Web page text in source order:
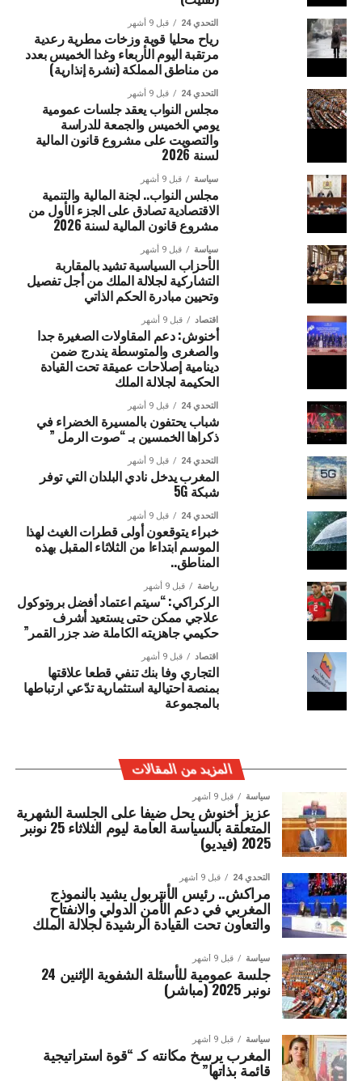
التحدي 24 قبل 9 أشهر
رياح محليا قوية وزخات مطرية رعدية
مرتقبة اليوم الأربعاء وغدا الخميس بعدد
من مناطق المملكة (نشرة إنذارية)
التحدي 24 قبل 9 أشهر
مجلس النواب يعقد جلسات عمومية
يومي الخميس والجمعة للدراسة
والتصويت على مشروع قانون المالية
لسنة 2026
سياسة قبل 9 أشهر
مجلس النواب.. لجنة المالية والتنمية
الاقتصادية تصادق على الجزء الأول من
مشروع قانون المالية لسنة 2026
سياسة قبل 9 أشهر
الأحزاب السياسية تشيد بالمقاربة
التشاركية لجلالة الملك من أجل تفصيل
وتحيين مبادرة الحكم الذاتي
اقتصاد قبل 9 أشهر
أخنوش: دعم المقاولات الصغيرة جدا
والصغرى والمتوسطة يندرج ضمن
دينامية إصلاحات عميقة تحت القيادة
الحكيمة لجلالة الملك
التحدي 24 قبل 9 أشهر
شباب يحتفون بالمسيرة الخضراء في
ذكراها الخمسين بـ “صوت الرمل ”
التحدي 24 قبل 9 أشهر
المغرب يدخل نادي البلدان التي توفر
شبكة 5G
التحدي 24 قبل 9 أشهر
خبراء يتوقعون أولى قطرات الغيث لهذا
الموسم ابتداءا من الثلاثاء المقبل بهذه
المناطق..
رياضة قبل 9 أشهر
الركراكي: “سيتم اعتماد أفضل بروتوكول
علاجي ممكن حتى يستعيد أشرف
حكيمي جاهزيته الكاملة ضد جزر القمر”
اقتصاد قبل 9 أشهر
التجاري وفا بنك تنفي قطعا علاقتها
بمنصة احتيالية استثمارية تدّعي ارتباطها
بالمجموعة
المزيد من المقالات
سياسة قبل 9 أشهر
عزيز أخنوش يحل ضيفا على الجلسة الشهرية
المتعلقة بالسياسة العامة ليوم الثلاثاء 25 نونبر
2025 (فيديو)
التحدي 24 قبل 9 أشهر
مراكش.. رئيس الأنتربول يشيد بالنموذج
المغربي في دعم الأمن الدولي والانفتاح
والتعاون تحت القيادة الرشيدة لجلالة الملك
سياسة قبل 9 أشهر
جلسة عمومية للأسئلة الشفوية الإثنين 24
نونبر 2025 (مباشر)
سياسة قبل 9 أشهر
المغرب يرسخ مكانته كـ “قوة استراتيجية
قائمة بذاتها”